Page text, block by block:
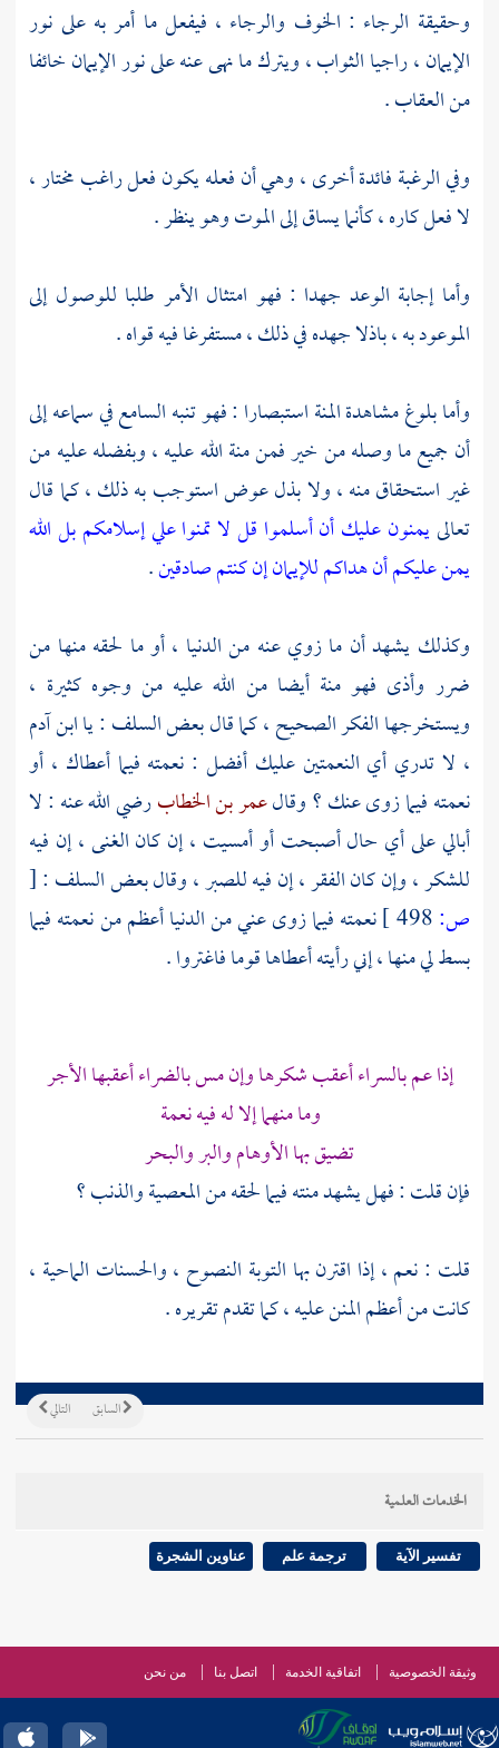
وحقيقة الرجاء : الخوف والرجاء ، فيفعل ما أمر به على نور
الإيمان ، راجيا الثواب ، ويترك ما نهى عنه على نور الإيمان خائفا
من العقاب .
وفي الرغبة فائدة أخرى ، وهي أن فعله يكون فعل راغب مختار ،
لا فعل كاره ، كأنما يساق إلى الموت وهو ينظر .
وأما إجابة الوعد جهدا : فهو امتثال الأمر طلبا للوصول إلى
الموعود به ، باذلا جهده في ذلك ، مستفرغا فيه قواه .
وأما بلوغ مشاهدة المنة استبصارا : فهو تنبه السامع في سماعه إلى
أن جميع ما وصله من خير فمن منة الله عليه ، وبفضله عليه من
غير استحقاق منه ، ولا بذل عوض استوجب به ذلك ، كما قال
تعالىيمنون عليك أن أسلموا قل لا تمنوا علي إسلامكم بل الله
يمن عليكم أن هداكم للإيمان إن كنتم صادقين.
وكذلك يشهد أن ما زوي عنه من الدنيا ، أو ما لحقه منها من
ضرر وأذى فهو منة أيضا من الله عليه من وجوه كثيرة ،
ويستخرجها الفكر الصحيح ، كما قال بعض السلف : يا ابن آدم
، لا تدري أي النعمتين عليك أفضل : نعمته فيما أعطاك ، أو
نعمته فيما زوى عنك ؟ وقالعمر بن الخطابرضي الله عنه : لا
أبالي على أي حال أصبحت أو أمسيت ، إن كان الغنى ، إن فيه
للشكر ، وإن كان الفقر ، إن فيه للصبر ، وقال بعض السلف :[
ص:
نعمته فيما زوى عني من الدنيا أعظم من نعمته فيما
بسط لي منها ، إني رأيته أعطاها قوما فاغتروا .
إذا عم بالسراء أعقب شكرها وإن مس بالضراء أعقبها الأجر
وما منهما إلا له فيه نعمة
تضيق بها الأوهام والبر والبحر
فإن قلت : فهل يشهد منته فيما لحقه من المعصية والذنب ؟
قلت : نعم ، إذا اقترن بها التوبة النصوح ، والحسنات الماحية ،
كانت من أعظم المنن عليه ، كما تقدم تقريره .
التالي السابق
الخدمات العلمية
تفسير الآية ترجمة علم عناوين الشجرة
وثيقة الخصوصية اتفاقية الخدمة اتصل بنا من نحن